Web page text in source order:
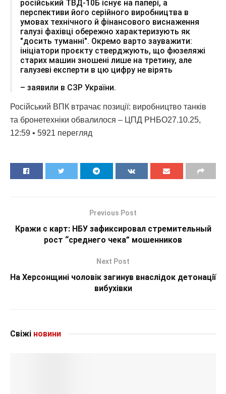
російський ТВД-10Б існує на папері, а
перспективи його серійного виробництва в
умовах технічного й фінансового виснаження
галузі фахівці обережно характеризують як
"досить туманні". Окремо варто зауважити:
ініціатори проєкту стверджують, що фюзеляжі
старих машин зношені лише на третину, але
галузеві експерти в цю цифру не вірять
– заявили в СЗР України.
Російський ВПК втрачає позиції: виробництво танків
та бронетехніки обвалилося – ЦПД РНБО27.10.25,
12:59 • 5921 перегляд
Previous Post
Кражи с карт: НБУ зафиксировал стремительный
рост “среднего чека” мошенников
Next Post
На Херсонщині чоловік загинув внаслідок детонації
вибухівки
Свіжі новини